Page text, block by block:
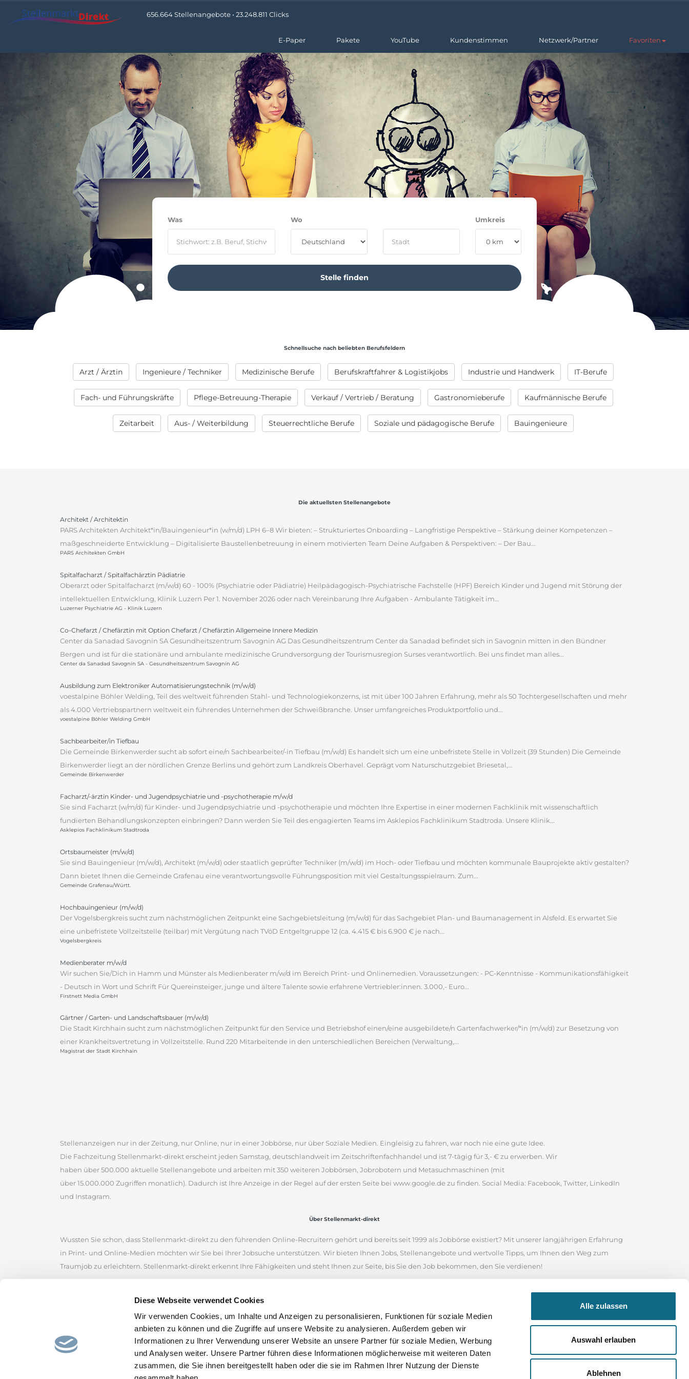
Diese Webseite verwendet Cookies
Wir verwenden Cookies, um Inhalte und Anzeigen zu personalisieren, Funktionen für soziale Medien
anbieten zu können und die Zugriffe auf unsere Website zu analysieren. Außerdem geben wir
Informationen zu Ihrer Verwendung unserer Website an unsere Partner für soziale Medien, Werbung
und Analysen weiter. Unsere Partner führen diese Informationen möglicherweise mit weiteren Daten
zusammen, die Sie ihnen bereitgestellt haben oder die sie im Rahmen Ihrer Nutzung der Dienste
Alle zulassen
Auswahl erlauben
Ablehnen
656.664 Stellenangebote • 23.248.811 Clicks
E-Paper Pakete YouTube Kundenstimmen Netzwerk/Partner Favoriten
Was Wo Umkreis
Schnellsuche nach beliebten Berufsfeldern
Arzt / Ärztin Ingenieure / Techniker Medizinische Berufe Berufskraftfahrer & Logistikjobs Industrie und Handwerk IT-Berufe
Fach- und Führungskräfte Pflege-Betreuung-Therapie Verkauf / Vertrieb / Beratung Gastronomieberufe Kaufmännische Berufe
Zeitarbeit Aus- / Weiterbildung Steuerrechtliche Berufe Soziale und pädagogische Berufe Bauingenieure
Die aktuellsten Stellenangebote
Architekt / Architektin
PARS Architekten Architekt*in/Bauingenieur*in (w/m/d) LPH 6–8 Wir bieten: – Strukturiertes Onboarding – Langfristige Perspektive – Stärkung deiner Kompetenzen –
maßgeschneiderte Entwicklung – Digitalisierte Baustellenbetreuung in einem motivierten Team Deine Aufgaben & Perspektiven: – Der Bau...
PARS Architekten GmbH
Spitalfacharzt / Spitalfachärztin Pädiatrie
Oberarzt oder Spitalfacharzt (m/w/d) 60 - 100% (Psychiatrie oder Pädiatrie) Heilpädagogisch-Psychiatrische Fachstelle (HPF) Bereich Kinder und Jugend mit Störung der
intellektuellen Entwicklung, Klinik Luzern Per 1. November 2026 oder nach Vereinbarung Ihre Aufgaben - Ambulante Tätigkeit im...
Luzerner Psychiatrie AG - Klinik Luzern
Co-Chefarzt / Chefärztin mit Option Chefarzt / Chefärztin Allgemeine Innere Medizin
Center da Sanadad Savognin SA Gesundheitszentrum Savognin AG Das Gesundheitszentrum Center da Sanadad befindet sich in Savognin mitten in den Bündner
Bergen und ist für die stationäre und ambulante medizinische Grundversorgung der Tourismusregion Surses verantwortlich. Bei uns findet man alles...
Center da Sanadad Savognin SA - Gesundheitszentrum Savognin AG
Ausbildung zum Elektroniker Automatisierungstechnik (m/w/d)
voestalpine Böhler Welding, Teil des weltweit führenden Stahl- und Technologiekonzerns, ist mit über 100 Jahren Erfahrung, mehr als 50 Tochtergesellschaften und mehr
als 4.000 Vertriebspartnern weltweit ein führendes Unternehmen der Schweißbranche. Unser umfangreiches Produktportfolio und...
voestalpine Böhler Welding GmbH
Sachbearbeiter/in Tiefbau
Die Gemeinde Birkenwerder sucht ab sofort eine/n Sachbearbeiter/-in Tiefbau (m/w/d) Es handelt sich um eine unbefristete Stelle in Vollzeit (39 Stunden) Die Gemeinde
Birkenwerder liegt an der nördlichen Grenze Berlins und gehört zum Landkreis Oberhavel. Geprägt vom Naturschutzgebiet Briesetal,...
Gemeinde Birkenwerder
Facharzt/-ärztin Kinder- und Jugendpsychiatrie und -psychotherapie m/w/d
Sie sind Facharzt (w/m/d) für Kinder- und Jugendpsychiatrie und -psychotherapie und möchten Ihre Expertise in einer modernen Fachklinik mit wissenschaftlich
fundierten Behandlungskonzepten einbringen? Dann werden Sie Teil des engagierten Teams im Asklepios Fachklinikum Stadtroda. Unsere Klinik...
Asklepios Fachklinikum Stadtroda
Ortsbaumeister (m/w/d)
Sie sind Bauingenieur (m/w/d), Architekt (m/w/d) oder staatlich geprüfter Techniker (m/w/d) im Hoch- oder Tiefbau und möchten kommunale Bauprojekte aktiv gestalten?
Dann bietet Ihnen die Gemeinde Grafenau eine verantwortungsvolle Führungsposition mit viel Gestaltungsspielraum. Zum...
Gemeinde Grafenau/Württ.
Hochbauingenieur (m/w/d)
Der Vogelsbergkreis sucht zum nächstmöglichen Zeitpunkt eine Sachgebietsleitung (m/w/d) für das Sachgebiet Plan- und Baumanagement in Alsfeld. Es erwartet Sie
eine unbefristete Vollzeitstelle (teilbar) mit Vergütung nach TVöD Entgeltgruppe 12 (ca. 4.415 € bis 6.900 € je nach...
Vogelsbergkreis
Medienberater m/w/d
Wir suchen Sie/Dich in Hamm und Münster als Medienberater m/w/d im Bereich Print- und Onlinemedien. Voraussetzungen: - PC-Kenntnisse - Kommunikationsfähigkeit
- Deutsch in Wort und Schrift Für Quereinsteiger, junge und ältere Talente sowie erfahrene Vertriebler:innen. 3.000,- Euro...
Firstnett Media GmbH
Gärtner / Garten- und Landschaftsbauer (m/w/d)
Die Stadt Kirchhain sucht zum nächstmöglichen Zeitpunkt für den Service und Betriebshof einen/eine ausgebildete/n Gartenfachwerker/*in (m/w/d) zur Besetzung von
einer Krankheitsvertretung in Vollzeitstelle. Rund 220 Mitarbeitende in den unterschiedlichen Bereichen (Verwaltung,...
Magistrat der Stadt Kirchhain
Stellenanzeigen nur in der Zeitung, nur Online, nur in einer Jobbörse, nur über Soziale Medien. Eingleisig zu fahren, war noch nie eine gute Idee.
Die Fachzeitung Stellenmarkt-direkt erscheint jeden Samstag, deutschlandweit im Zeitschriftenfachhandel und ist 7-tägig für 3,- € zu erwerben. Wir
haben über 500.000 aktuelle Stellenangebote und arbeiten mit 350 weiteren Jobbörsen, Jobrobotern und Metasuchmaschinen (mit
über 15.000.000 Zugriffen monatlich). Dadurch ist Ihre Anzeige in der Regel auf der ersten Seite bei www.google.de zu finden. Social Media: Facebook, Twitter, LinkedIn
und Instagram.
Über Stellenmarkt-direkt
Wussten Sie schon, dass Stellenmarkt-direkt zu den führenden Online-Recruitern gehört und bereits seit 1999 als Jobbörse existiert? Mit unserer langjährigen Erfahrung
in Print- und Online-Medien möchten wir Sie bei Ihrer Jobsuche unterstützen. Wir bieten Ihnen Jobs, Stellenangebote und wertvolle Tipps, um Ihnen den Weg zum
Traumjob zu erleichtern. Stellenmarkt-direkt erkennt Ihre Fähigkeiten und steht Ihnen zur Seite, bis Sie den Job bekommen, den Sie verdienen!
Stellenmarkt-direkt zählt zu den ältesten kommerziellen Internetseiten und war eine der ersten Online-Jobbörsen. Heute ist es eine angesehene Online-Stellenbörse, in
der Sie zahlreiche Jobangebote von renommierten Unternehmen aus Deutschland, Österreich und der Schweiz finden. Nutzen Sie das Suchfeld in unserem
Stellenmarkt, um erfolgreich nach Stellenangeboten anhand von Stichworten und Orten zu suchen. Wenn Sie unsicher sind, wonach Sie suchen, durchstöbern Sie unser
Stellenportal und lassen Sie sich von den gefundenen Stellenangeboten inspirieren. Wir wünschen Ihnen viel Erfolg bei Ihrer Bewerbung und für Ihre weitere Karriere
und hoffen, den passenden Job für Sie bereitzustellen.